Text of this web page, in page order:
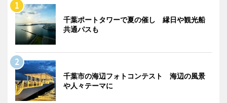
千葉ポートタワーで夏の催し 縁日や観光船
共通パスも
千葉市の海辺フォトコンテスト 海辺の風景
や人々テーマに